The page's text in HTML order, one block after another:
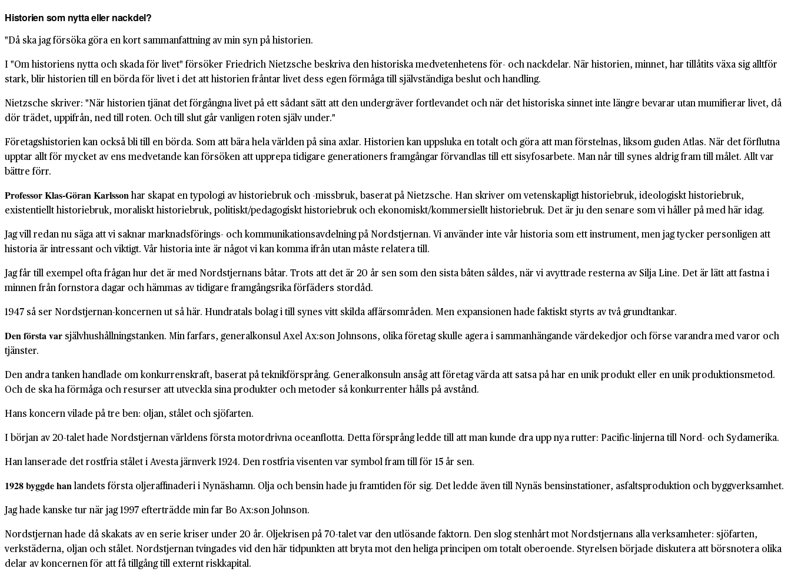
Historien som nytta eller nackdel?
"Då ska jag försöka göra en kort sammanfattning av min syn på historien.
I "Om historiens nytta och skada för livet" försöker Friedrich Nietzsche beskriva den historiska medvetenhetens för- och nackdelar. När historien, minnet, har tillåtits växa sig alltför
stark, blir historien till en börda för livet i det att historien fråntar livet dess egen förmåga till självständiga beslut och handling.
Nietzsche skriver: "När historien tjänat det förgångna livet på ett sådant sätt att den undergräver fortlevandet och när det historiska sinnet inte längre bevarar utan mumifierar livet, då
dör trädet, uppifrån, ned till roten. Och till slut går vanligen roten själv under."
Företagshistorien kan också bli till en börda. Som att bära hela världen på sina axlar. Historien kan uppsluka en totalt och göra att man förstelnas, liksom guden Atlas. När det förflutna
upptar allt för mycket av ens medvetande kan försöken att upprepa tidigare generationers framgångar förvandlas till ett sisyfosarbete. Man når till synes aldrig fram till målet. Allt var
bättre förr.
Professor Klas-Göran Karlsson har skapat en typologi av historiebruk och -missbruk, baserat på Nietzsche. Han skriver om vetenskapligt historiebruk, ideologiskt historiebruk,
existentiellt historiebruk, moraliskt historiebruk, politiskt/pedagogiskt historiebruk och ekonomiskt/kommersiellt historiebruk. Det är ju den senare som vi håller på med här idag.
Jag vill redan nu säga att vi saknar marknadsförings- och kommunikationsavdelning på Nordstjernan. Vi använder inte vår historia som ett instrument, men jag tycker personligen att
historia är intressant och viktigt. Vår historia inte är något vi kan komma ifrån utan måste relatera till.
Jag får till exempel ofta frågan hur det är med Nordstjernans båtar. Trots att det är 20 år sen som den sista båten såldes, när vi avyttrade resterna av Silja Line. Det är lätt att fastna i
minnen från fornstora dagar och hämmas av tidigare framgångsrika förfäders stordåd.
1947 så ser Nordstjernan-koncernen ut så här. Hundratals bolag i till synes vitt skilda affärsområden. Men expansionen hade faktiskt styrts av två grundtankar.
Den första var självhushållningstanken. Min farfars, generalkonsul Axel Ax:son Johnsons, olika företag skulle agera i sammanhängande värdekedjor och förse varandra med varor och
tjänster.
Den andra tanken handlade om konkurrenskraft, baserat på teknikförsprång. Generalkonsuln ansåg att företag värda att satsa på har en unik produkt eller en unik produktionsmetod.
Och de ska ha förmåga och resurser att utveckla sina produkter och metoder så konkurrenter hålls på avstånd.
Hans koncern vilade på tre ben: oljan, stålet och sjöfarten.
I början av 20-talet hade Nordstjernan världens första motordrivna oceanflotta. Detta försprång ledde till att man kunde dra upp nya rutter: Pacific-linjerna till Nord- och Sydamerika.
Han lanserade det rostfria stålet i Avesta järnverk 1924. Den rostfria visenten var symbol fram till för 15 år sen.
1928 byggde han landets första oljeraffinaderi i Nynäshamn. Olja och bensin hade ju framtiden för sig. Det ledde även till Nynäs bensinstationer, asfaltsproduktion och byggverksamhet.
Jag hade kanske tur när jag 1997 efterträdde min far Bo Ax:son Johnson.
Nordstjernan hade då skakats av en serie kriser under 20 år. Oljekrisen på 70-talet var den utlösande faktorn. Den slog stenhårt mot Nordstjernans alla verksamheter: sjöfarten,
verkstäderna, oljan och stålet. Nordstjernan tvingades vid den här tidpunkten att bryta mot den heliga principen om totalt oberoende. Styrelsen började diskutera att börsnotera olika
delar av koncernen för att få tillgång till externt riskkapital.